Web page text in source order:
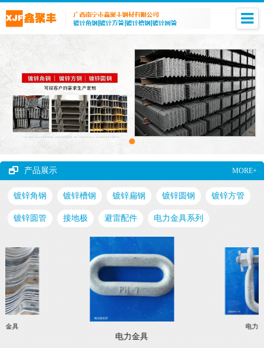
产品展示 MORE+
镀锌角钢 镀锌槽钢 镀锌扁钢 镀锌圆钢 镀锌方管
镀锌圆管 接地极 避雷配件 电力金具系列
金具
电力金具
电力